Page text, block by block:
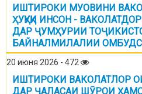
ИШТИРОКИ МУОВИНИ
ҲУҚУҚИ ИНСОН -
ДАР ҶУМҲУРИИ
БАЙНАЛМИЛАЛИИ
20 июня 2026 - 472
ИШТИРОКИ ВАКОЛАТЛОР
ДАР ҶАЛАСАИ ШӮРОИ